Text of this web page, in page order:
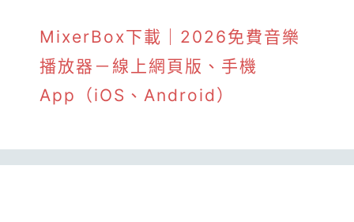
MixerBox下載｜2026免費音樂
播放器－線上網頁版、手機
App（iOS、Android）